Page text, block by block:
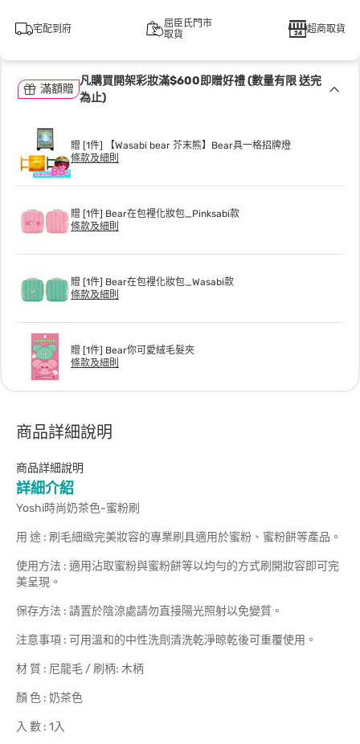
宅配到府
屈臣氏門市
取貨
超商取貨
滿額贈
凡購買開架彩妝滿$600即贈好禮 (數量有限 送完
為止)
贈 [1件] 【Wasabi bear 芥末熊】Bear具一格招牌燈
條款及細則
贈 [1件] Bear在包裡化妝包_Pinksabi款
條款及細則
贈 [1件] Bear在包裡化妝包_Wasabi款
條款及細則
贈 [1件] Bear你可愛絨毛髮夾
條款及細則
商品詳細說明
商品詳細說明
詳細介紹
Yoshi時尚奶茶色-蜜粉刷
用 途 : 刷毛細緻完美妝容的專業刷具適用於蜜粉、蜜粉餅等產品。
使用方法 : 適用沾取蜜粉與蜜粉餅等以均勻的方式刷開妝容即可完
美呈現。
保存方法 : 請置於陰涼處請勿直接陽光照射以免變質。
注意事項 : 可用溫和的中性洗劑清洗乾淨晾乾後可重覆使用。
材 質 : 尼龍毛 / 刷柄: 木柄
顏 色 : 奶茶色
入 數 : 1入